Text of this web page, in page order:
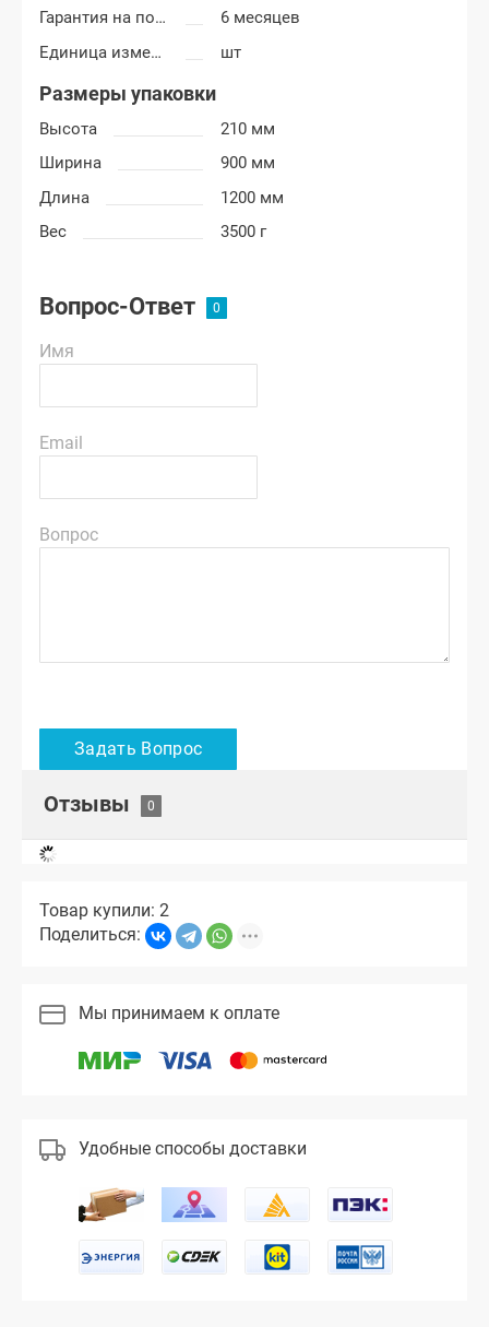
Гарантия на покраску
6 месяцев
Единица измерения
шт
Размеры упаковки
Высота
210 мм
Ширина
900 мм
Длина
1200 мм
Вес
3500 г
Вопрос-Ответ
Имя
Email
Вопрос
Отзывы
Товар купили: 2
Поделиться:
Мы принимаем к оплате
Удобные способы доставки